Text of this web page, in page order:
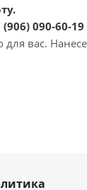
090-60-19
для вас.